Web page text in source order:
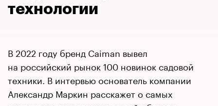
технологии
В 2022 году бренд Caiman вывел
на российский рынок 100 новинок садовой
техники. В интервью основатель компании
Александр Маркин расскажет о самых